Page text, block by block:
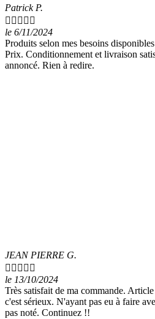
Patrick P.
    
le 6/11/2024
Produits selon mes besoins
Prix. Conditionnement et livraison
annoncé. Rien à redire.
JEAN PIERRE G.
    
le 13/10/2024
Très satisfait de ma commande.
c'est sérieux. N'ayant pas eu à faire
pas noté. Continuez !!